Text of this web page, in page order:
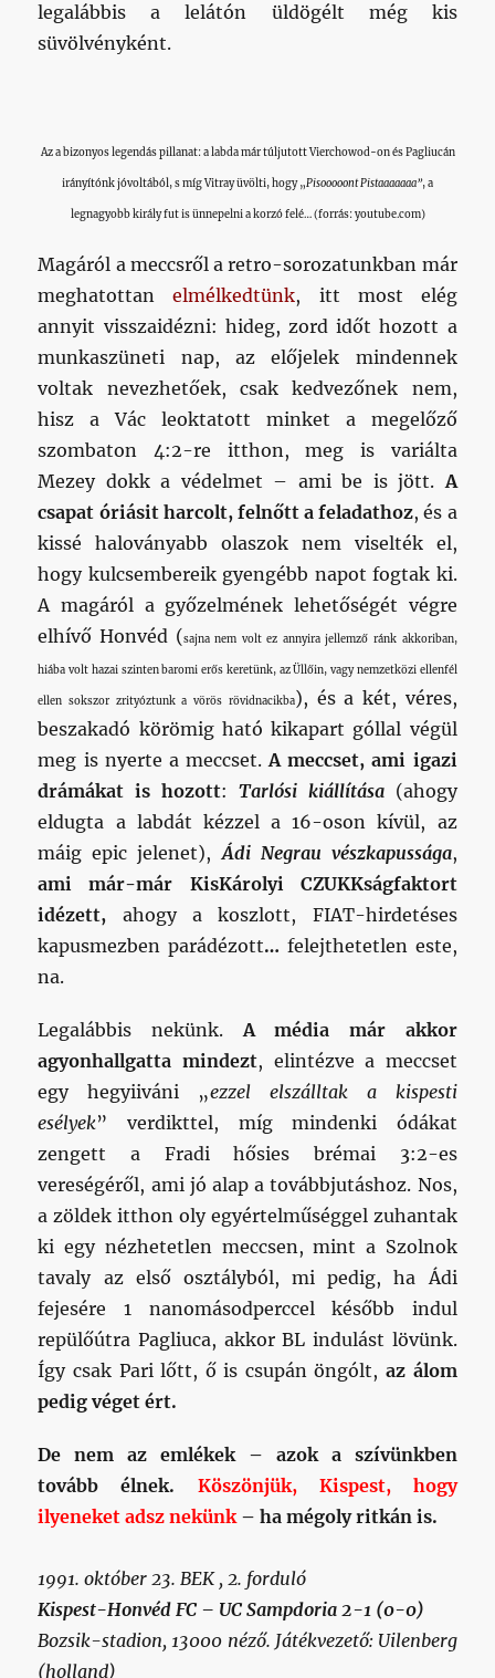
legalábbis a lelátón üldögélt még kis
süvölvényként.
Az a bizonyos legendás pillanat: a labda már túljutott Vierchowod-on és Pagliucán
irányítónk jóvoltából, s míg Vitray üvölti, hogy „Pisooooont Pistaaaaaaa”, a
legnagyobb király fut is ünnepelni a korzó felé… (forrás: youtube.com)
Magáról a meccsről a retro-sorozatunkban már
meghatottanelmélkedtünk, itt most elég
annyit visszaidézni: hideg, zord időt hozott a
munkaszüneti nap, az előjelek mindennek
voltak nevezhetőek, csak kedvezőnek nem,
hisz a Vác leoktatott minket a megelőző
szombaton 4:2-re itthon, meg is variálta
Mezey dokk a védelmet – ami be is jött.A
csapat óriásit harcolt, felnőtt a feladathoz, és a
kissé haloványabb olaszok nem viselték el,
hogy kulcsembereik gyengébb napot fogtak ki.
A magáról a győzelmének lehetőségét végre
elhívő Honvéd (sajna nem volt ez annyira jellemző ránk akkoriban,
hiába volt hazai szinten baromi erős keretünk, az Üllőin, vagy nemzetközi ellenfél
ellen sokszor zrityóztunk a vörös rövidnacikba), és a két, véres,
beszakadó körömig ható kikapart góllal végül
meg is nyerte a meccset.A meccset, ami igazi
drámákat is hozott: Tarlósi kiállítása(ahogy
eldugta a labdát kézzel a 16-oson kívül, az
máig epic jelenet),Ádi Negrau vészkapussága,
ami már-már KisKárolyi CZUKKságfaktort
idézett, ahogy a koszlott, FIAT-hirdetéses
kapusmezben parádézott… felejthetetlen este,
na.
Legalábbis nekünk.A média már akkor
agyonhallgatta mindezt, elintézve a meccset
egy hegyiiváni „ezzel elszálltak a kispesti
esélyek” verdikttel, míg mindenki ódákat
zengett a Fradi hősies brémai 3:2-es
vereségéről, ami jó alap a továbbjutáshoz. Nos,
a zöldek itthon oly egyértelműséggel zuhantak
ki egy nézhetetlen meccsen, mint a Szolnok
tavaly az első osztályból, mi pedig, ha Ádi
fejesére 1 nanomásodperccel később indul
repülőútra Pagliuca, akkor BL indulást lövünk.
Így csak Pari lőtt, ő is csupán öngólt, az álom
pedig véget ért.
De nem az emlékek – azok a szívünkben
tovább élnek. Köszönjük, Kispest, hogy
ilyeneket adsz nekünk– ha mégoly ritkán is.
1991. október 23. BEK , 2. forduló
Kispest-Honvéd FC – UC Sampdoria 2-1 (0-0)
Bozsik-stadion, 13000 néző. Játékvezető: Uilenberg
(holland)